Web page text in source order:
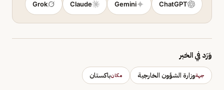
ChatGPT
Gemini
Claude
Grok
وَرَد في الخبر
جهةوزارة الشؤون الخارجية مكانباكستان